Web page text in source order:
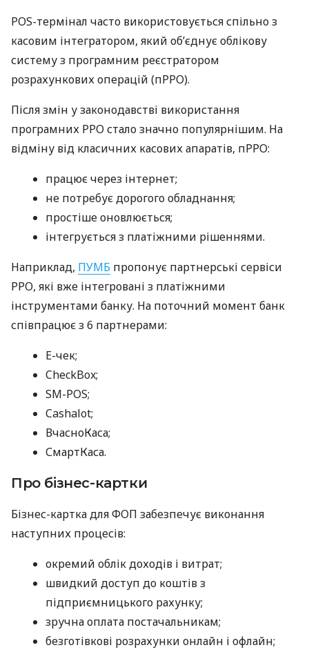
POS-термінал часто використовується спільно з
касовим інтегратором, який об’єднує облікову
систему з програмним реєстратором
розрахункових операцій (пРРО).
Після змін у законодавстві використання
програмних РРО стало значно популярнішим. На
відміну від класичних касових апаратів, пРРО:
працює через інтернет;
не потребує дорогого обладнання;
простіше оновлюється;
інтегрується з платіжними рішеннями.
Наприклад, ПУМБ пропонує партнерські сервіси
РРО, які вже інтегровані з платіжними
інструментами банку. На поточний момент банк
співпрацює з 6 партнерами:
E-чек;
CheckBox;
SM-POS;
Cashalot;
ВчасноКаса;
СмартКаса.
Про бізнес-картки
Бізнес-картка для ФОП забезпечує виконання
наступних процесів:
окремий облік доходів і витрат;
швидкий доступ до коштів з
підприємницького рахунку;
зручна оплата постачальникам;
безготівкові розрахунки онлайн і офлайн;